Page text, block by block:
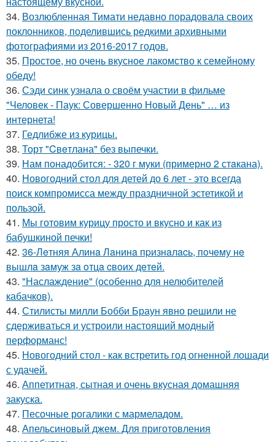
34. Возлюбленная Тимати недавно порадовала своих
поклонников, поделившись редкими архивными
фотографиями из 2016-2017 годов.
35. Простое, но очень вкусное лакомство к семейному
обеду!
36. Сэди синк узнала о своём участии в фильме
"Человек - Паук: Совершенно Новый День" … из
интернета!
37. Гедлибже из курицы.
38. Торт "Cвeтлана" без выпечки.
39. Нам понадобится: - 320 г муки (примерно 2 стaкана).
40. Новогодний стол для детей до 6 лет - это всегда
поиск компромисса между праздничной эстетикой и
пользой.
41. Мы готовим курицу просто и вкусно и как из
бабушкиной печки!
42. 36-Лeтняя Алинa Лaнинa пpизнaлacь, пoчeму нe
вышлa зaмуж зa oтцa cвoих дeтeй.
43. "Наслаждение" (особенно для нелюбителей
кабачков).
44. Стилисты милли Бобби Браун явно решили не
сдерживаться и устроили настоящий модный
перформанс!
45. Новогодний стол - как встретить год огненной лошади
с удачей.
46. Аппетитная, сытная и очень вкусная домашняя
закуска.
47. Песочные рогалики с мармеладом.
48. Апельсиновый джем. Для приготовления